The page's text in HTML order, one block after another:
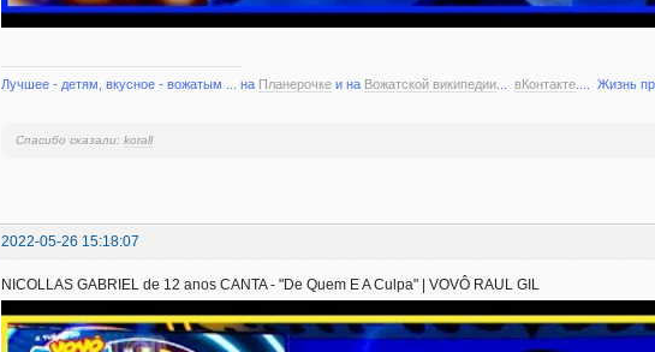
Лучшее - детям, вкусное - вожатым ... на Планерочке и на Вожатской википедии вКонтакте .... Жизнь
Спасибо сказали: korall
2022-05-26 15:18:07
NICOLLAS GABRIEL de 12 anos CANTA - "De Quem E A Culpa" | VOVÔ RAUL GIL